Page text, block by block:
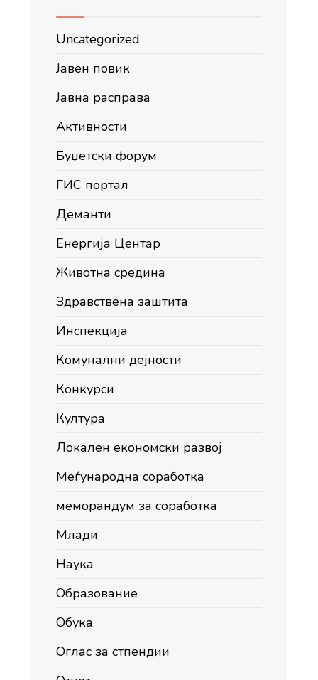
Uncategorized
Јавен повик
Јавна расправа
Активности
Буџетски форум
ГИС портал
Деманти
Енергија Центар
Животна средина
Здравствена заштита
Инспекција
Комунални дејности
Конкурси
Култура
Локален економски развој
Меѓународна соработка
меморандум за соработка
Млади
Наука
Образование
Обука
Оглас за стпендии